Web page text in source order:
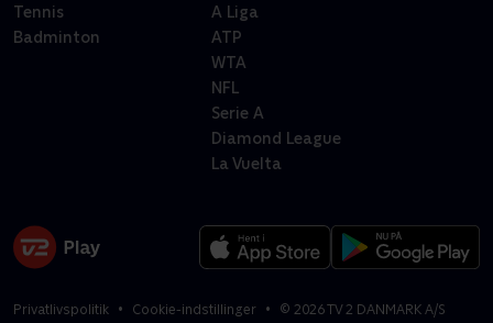
Tennis
Badminton
A Liga
ATP
WTA
NFL
Serie A
Diamond League
La Vuelta
Privatlivspolitik Cookie-indstillinger © 2026TV 2 DANMARK A/S